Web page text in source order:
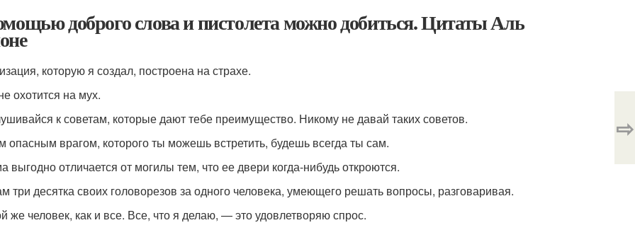
доброго слова и пистолета можно добиться. Цитаты Аль
которую я создал, построена на страхе.
охотится на мух.
к советам, которые дают тебе преимущество. Никому не давай таких советов.
врагом, которого ты можешь встретить, будешь всегда ты сам.
выгодно отличается от могилы тем, что ее двери когда-нибудь откроются.
три десятка своих головорезов за одного человека, умеющего решать вопросы, разговаривая.
же человек, как и все. Все, что я делаю, — это удовлетворяю спрос.
⇨